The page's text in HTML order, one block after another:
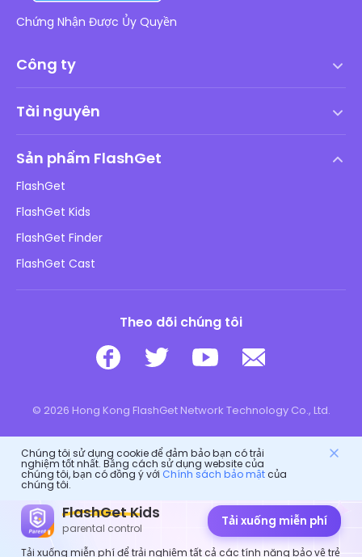
FlashGet Kids
parental control
Tải xuống miễn phí
Tải xuống miễn phí để trải nghiệm tất cả các tính năng bảo vệ trẻ
Chứng Nhận Được Ủy Quyền
Công ty
Thỏa thuận cấp phép người dùng cuối
Chính sách DMCA
Chính sách bảo mật
Chính sách Quảng cáo
Không bán thông tin của tôi
Tài nguyên
An toàn Online cho trẻ em
Tải xuống
Sản phẩm FlashGet
FlashGet
FlashGet Kids
FlashGet Finder
FlashGet Cast
Theo dõi chúng tôi
© 2026 Hong Kong FlashGet Network Technology Co., Ltd.
Chúng tôi sử dụng cookie để đảm bảo bạn có trải
nghiệm tốt nhất. Bằng cách sử dụng website của
chúng tôi, bạn có đồng ý với Chính sách bảo mậtcủa
chúng tôi.